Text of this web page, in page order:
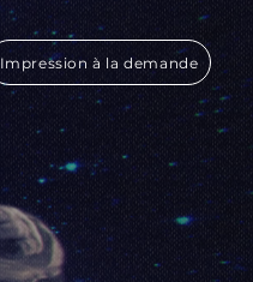
Impression à la demande